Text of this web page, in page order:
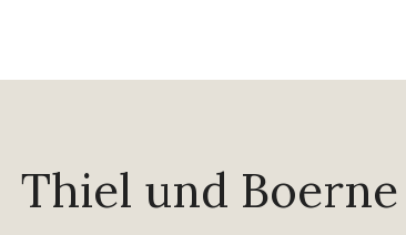
Thiel und Boerne